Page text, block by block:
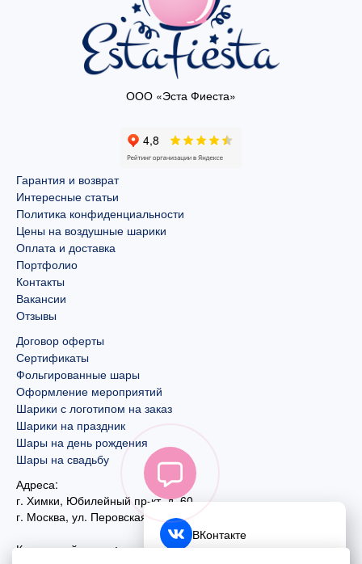
ООО «Эста Фиеста»
Гарантия и возврат
Интересные статьи
Политика конфиденциальности
Цены на воздушные шарики
Оплата и доставка
Портфолио
Контакты
Вакансии
Отзывы
Договор оферты
Сертификаты
Фольгированные шары
Оформление мероприятий
Шарики с логотипом на заказ
Шарики на праздник
Шары на день рождения
Шары на свадьбу
Адреса:
г. Химки, Юбилейный пр-кт, д. 60
г. Москва, ул. Перовская, д. 59
Контактный номер:
ВКонтакте